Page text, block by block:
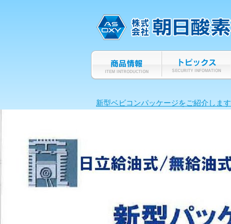
新型ベビコンパッケージをご紹介します